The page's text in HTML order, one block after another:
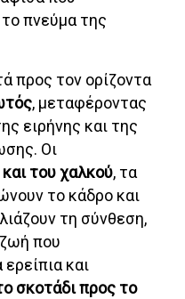
πνεύμα της
προς τον ορίζοντα
, μεταφέροντας
ειρήνης και της
Οι
του χαλκού, τα
το κάδρο και
τη σύνθεση,
ζωή που
και
σκοτάδι προς το